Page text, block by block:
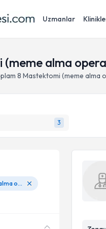
Uzmanlar
alma
8 Mastektomi (meme alma
3
Mastektomi (meme alma operasyonu)